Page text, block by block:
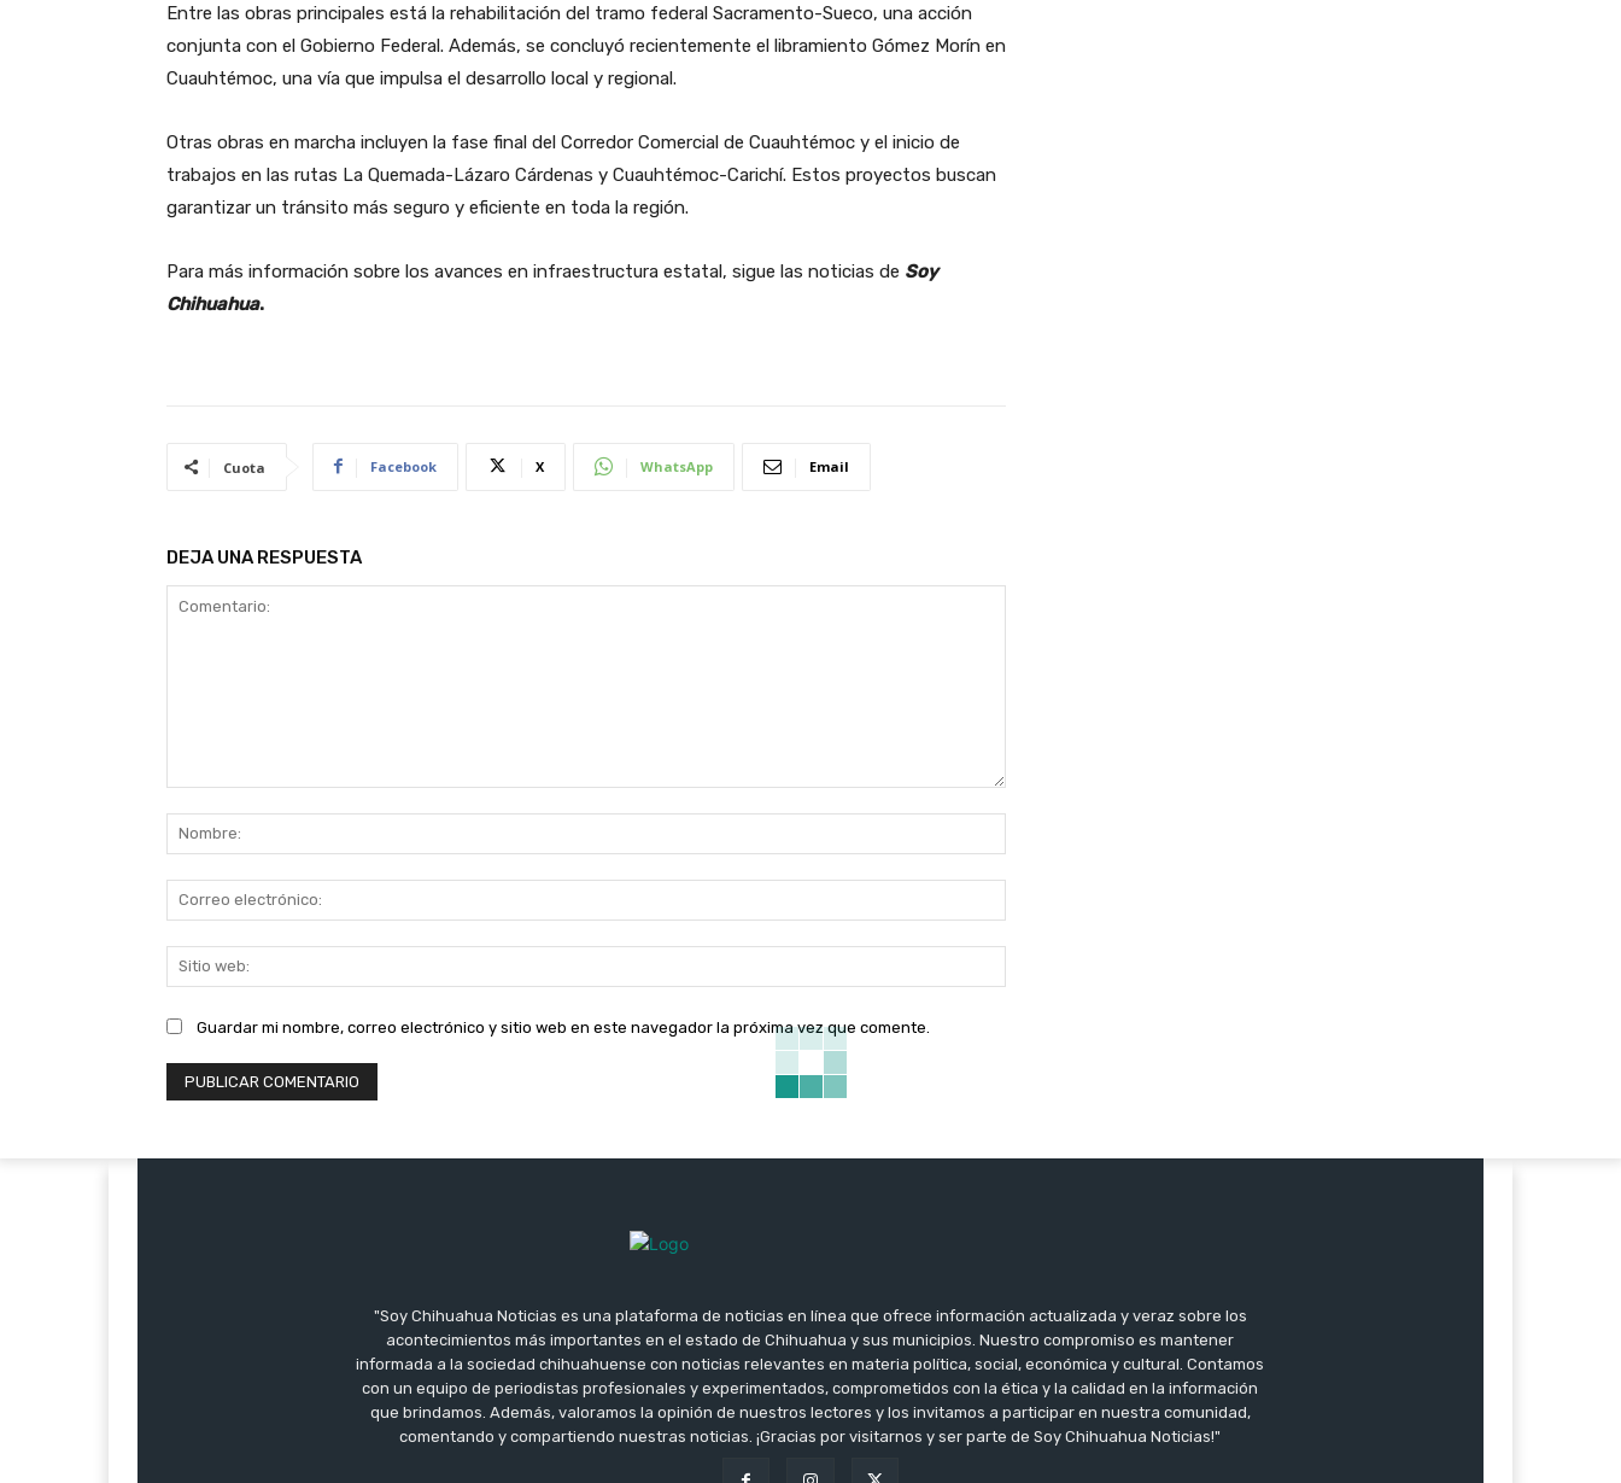
Entre las obras principales está la rehabilitación del tramo federal Sacramento-Sueco, una acción
conjunta con el Gobierno Federal. Además, se concluyó recientemente el libramiento Gómez Morín en
Cuauhtémoc, una vía que impulsa el desarrollo local y regional.
Otras obras en marcha incluyen la fase final del Corredor Comercial de Cuauhtémoc y el inicio de
trabajos en las rutas La Quemada-Lázaro Cárdenas y Cuauhtémoc-Carichí. Estos proyectos buscan
garantizar un tránsito más seguro y eficiente en toda la región.
Para más información sobre los avances en infraestructura estatal, sigue las noticias de Soy
Chihuahua.
Cuota Facebook X WhatsApp Email
DEJA UNA RESPUESTA
electrónico:
web:
Guardar mi nombre, correo electrónico y sitio web en este navegador la próxima vez que comente.
"Soy Chihuahua Noticias es una plataforma de noticias en línea que ofrece información actualizada y veraz sobre los
acontecimientos más importantes en el estado de Chihuahua y sus municipios. Nuestro compromiso es mantener
informada a la sociedad chihuahuense con noticias relevantes en materia política, social, económica y cultural. Contamos
con un equipo de periodistas profesionales y experimentados, comprometidos con la ética y la calidad en la información
que brindamos. Además, valoramos la opinión de nuestros lectores y los invitamos a participar en nuestra comunidad,
comentando y compartiendo nuestras noticias. ¡Gracias por visitarnos y ser parte de Soy Chihuahua Noticias!"